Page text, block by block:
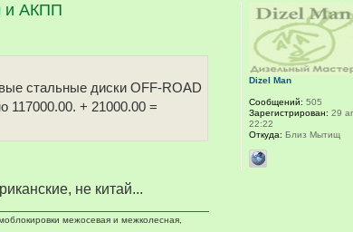
и АКПП
стальные диски OFF-ROAD
117000.00. + 21000.00 =
не китай...
межосевая и межколесная,
Dizel Man
Сообщений: 505
Зарегистрирован: 29
22:22
Откуда: Близ Мытищ